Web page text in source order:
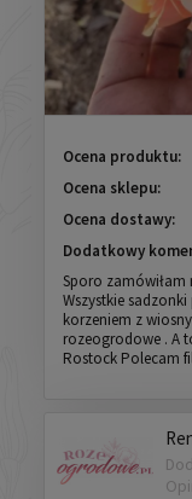
Ocena produktu:
Ocena sklepu:
Ocena dostawy:
Dodatkowy
Sporo
Wszystkie
korzeniem z
rozeogrodowe . A
Rostock Polecam